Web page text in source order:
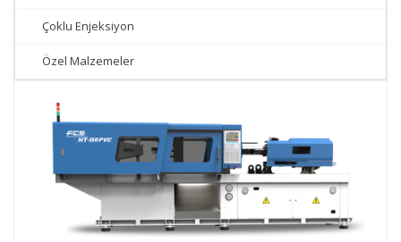
Çoklu Enjeksiyon
Özel Malzemeler